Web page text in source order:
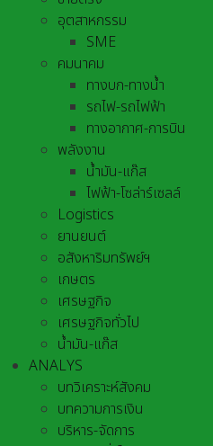
อุตสาหกรรม
SME
คมนาคม
ทางบก-ทางน้ำ
รถไฟ-รถไฟฟ้า
ทางอากาศ-การบิน
พลังงาน
น้ำมัน-แก๊ส
ไฟฟ้า-โซล่าร์เซลล์
Logistics
ยานยนต์
อสังหาริมทรัพย์ฯ
เกษตร
เศรษฐกิจ
เศรษฐกิจทั่วไป
น้ำมัน-แก๊ส
ANALYS
บทวิเคราะห์สังคม
บทความการเงิน
บริหาร-จัดการ